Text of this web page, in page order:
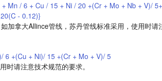
Mn / 6 + Cu / 15 + Ni / 20 +(Cr + Mo + Nb + V)/
- 0.12)}
加拿大Allince管线，苏丹管线标准采用，使用时请
6 +(Cu + Ni)/ 15 +(Cr + Mo + V)/ 5
时请注意技术规范的要求。